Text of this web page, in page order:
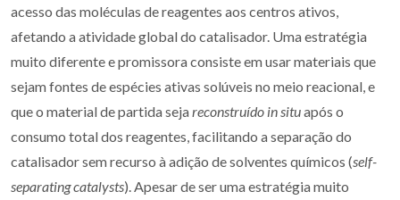
acesso das moléculas de reagentes aos centros ativos,
afetando a atividade global do catalisador. Uma estratégia
muito diferente e promissora consiste em usar materiais que
sejam fontes de espécies ativas solúveis no meio reacional, e
que o material de partida sejareconstruído in situapós o
consumo total dos reagentes, facilitando a separação do
catalisador sem recurso à adição de solventes químicos (self-
separating catalysts). Apesar de ser uma estratégia muito